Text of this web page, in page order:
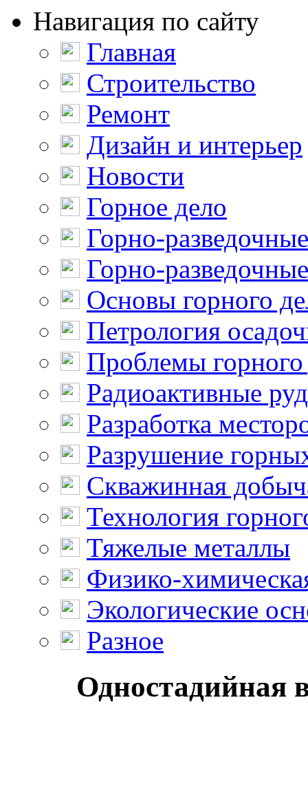
Навигация по сайту
Главная
Строительство
Ремонт
Дизайн и интерьер
Новости
Горное дело
Горно-
Горно-
Основы горного
Петрология
Проблемы горного
Радиоактивные
Разработка
Разрушение
Скважинная
Технология
Тяжелые металлы
Физико-
Экологические
Разное
Одностадийная